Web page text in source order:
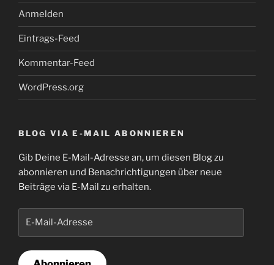
Anmelden
Eintrags-Feed
Kommentar-Feed
WordPress.org
BLOG VIA E-MAIL ABONNIEREN
Gib Deine E-Mail-Adresse an, um diesen Blog zu
abonnieren und Benachrichtigungen über neue
Beiträge via E-Mail zu erhalten.